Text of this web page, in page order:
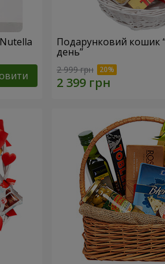
Подарунковий кошик
день”
2 999 грн